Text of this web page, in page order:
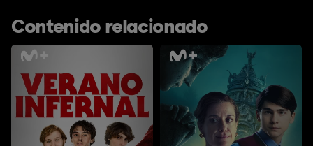
Contenido relacionado